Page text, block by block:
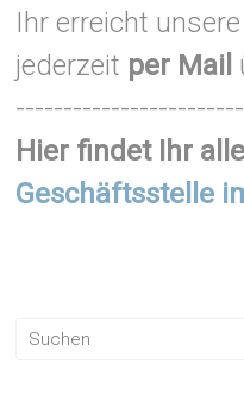
Ihr erreicht unsere
jederzeit per Mail
Hier findet Ihr
Geschäftsstelle